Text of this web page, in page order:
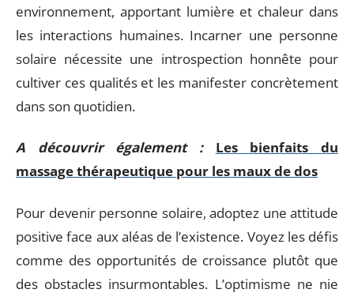
environnement, apportant lumière et chaleur dans
les interactions humaines. Incarner une personne
solaire nécessite une introspection honnête pour
cultiver ces qualités et les manifester concrètement
dans son quotidien.
A découvrir également :
Les bienfaits du
massage thérapeutique pour les maux de dos
Pour devenir personne solaire, adoptez une attitude
positive face aux aléas de l’existence. Voyez les défis
comme des opportunités de croissance plutôt que
des obstacles insurmontables. L’optimisme ne nie